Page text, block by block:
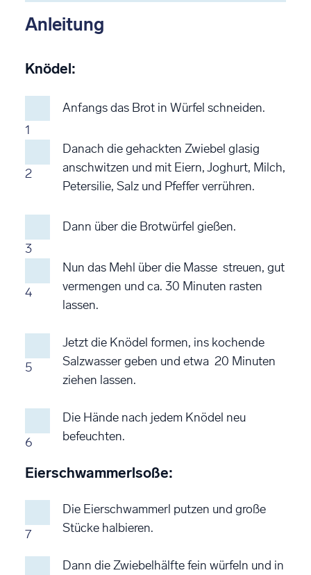
Anleitung
Knödel:
1
Anfangs das Brot in Würfel schneiden.
2
Danach die gehackten Zwiebel glasig
anschwitzen und mit Eiern, Joghurt, Milch,
Petersilie, Salz und Pfeffer verrühren.
3
Dann über die Brotwürfel gießen.
4
Nun das Mehl über die Masse streuen, gut
vermengen und ca. 30 Minuten rasten
lassen.
5
Jetzt die Knödel formen, ins kochende
Salzwasser geben und etwa 20 Minuten
ziehen lassen.
6
Die Hände nach jedem Knödel neu
befeuchten.
Eierschwammerlsoße:
7
Die Eierschwammerl putzen und große
Stücke halbieren.
Dann die Zwiebelhälfte fein würfeln und in